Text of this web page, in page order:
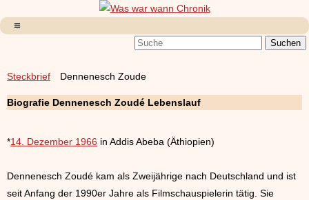
Steckbrief Dennenesch Zoude
Biografie Dennenesch Zoudé Lebenslauf
*14. Dezember 1966 in Addis Abeba (Äthiopien)
Dennenesch Zoudé kam als Zweijährige nach Deutschland und ist
seit Anfang der 1990er Jahre als Filmschauspielerin tätig. Sie